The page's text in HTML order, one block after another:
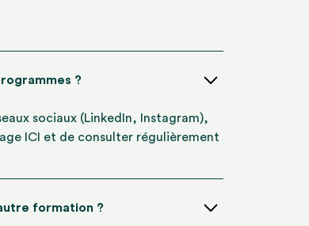
?
sociaux (LinkedIn, Instagram),
ICI et de consulter régulièrement
formation ?